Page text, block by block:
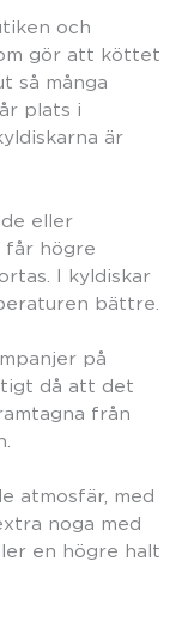
och
gör att köttet
så många
plats i
är
eller
får högre
I kyldiskar
bättre.
på
då att det
från
atmosfär, med
noga med
en högre halt